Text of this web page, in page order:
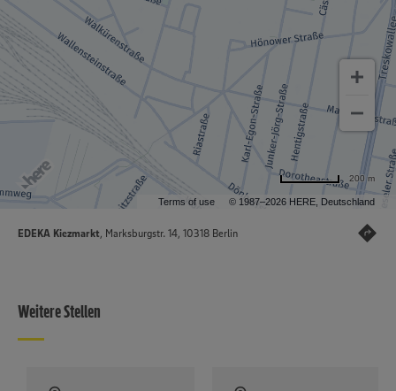
Terms of use © 1987–2026 HERE, Deutschland
200 m
EDEKA Kiezmarkt , Marksburgstr. 14, 10318 Berlin
Weitere Stellen